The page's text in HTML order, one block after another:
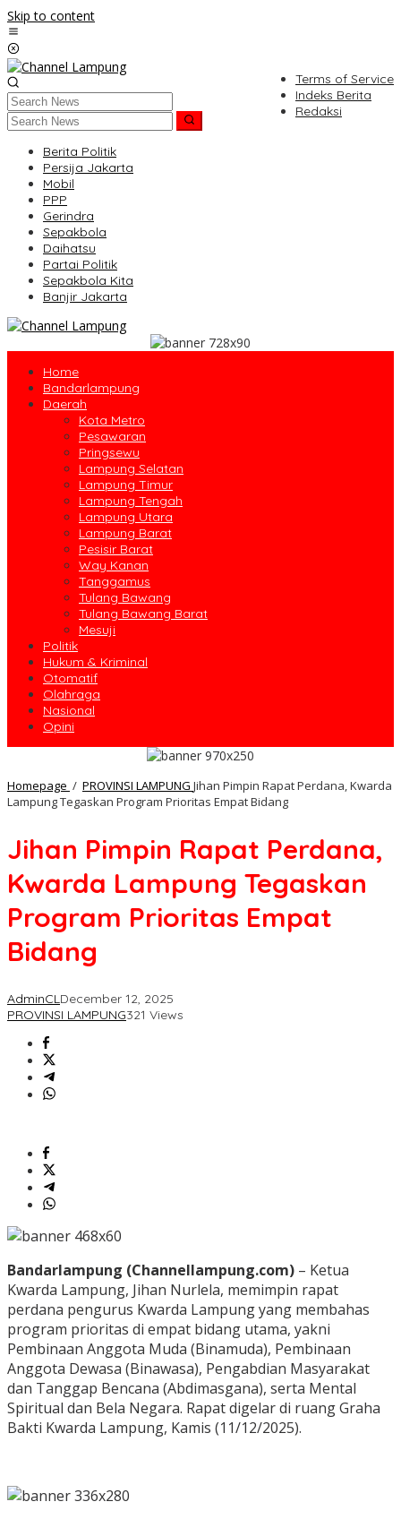
Skip to content
Terms of Service
Indeks Berita
Redaksi
Berita Politik
Persija Jakarta
Mobil
PPP
Gerindra
Sepakbola
Daihatsu
Partai Politik
Sepakbola Kita
Banjir Jakarta
Home
Bandarlampung
Daerah
Kota Metro
Pesawaran
Pringsewu
Lampung Selatan
Lampung Timur
Lampung Tengah
Lampung Utara
Lampung Barat
Pesisir Barat
Way Kanan
Tanggamus
Tulang Bawang
Tulang Bawang Barat
Mesuji
Politik
Hukum & Kriminal
Otomatif
Olahraga
Nasional
Opini
Homepage / PROVINSI LAMPUNG Jihan Pimpin Rapat Perdana, Kwarda
Lampung Tegaskan Program Prioritas Empat Bidang
Jihan Pimpin Rapat Perdana,
Kwarda Lampung Tegaskan
Program Prioritas Empat
Bidang
AdminCLDecember 12, 2025
PROVINSI LAMPUNG321 Views
Bandarlampung (Channellampung.com) – Ketua
Kwarda Lampung, Jihan Nurlela, memimpin rapat
perdana pengurus Kwarda Lampung yang membahas
program prioritas di empat bidang utama, yakni
Pembinaan Anggota Muda (Binamuda), Pembinaan
Anggota Dewasa (Binawasa), Pengabdian Masyarakat
dan Tanggap Bencana (Abdimasgana), serta Mental
Spiritual dan Bela Negara. Rapat digelar di ruang Graha
Bakti Kwarda Lampung, Kamis (11/12/2025).